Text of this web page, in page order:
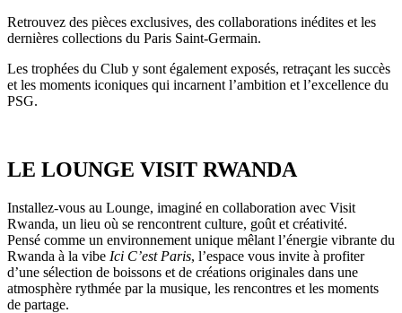
Retrouvez des pièces exclusives, des collaborations inédites et les
dernières collections du Paris Saint-Germain.
Les trophées du Club y sont également exposés, retraçant les succès
et les moments iconiques qui incarnent l’ambition et l’excellence du
PSG.
LE LOUNGE VISIT RWANDA
Installez-vous au Lounge, imaginé en collaboration avec Visit
Rwanda, un lieu où se rencontrent culture, goût et créativité.
Pensé comme un environnement unique mêlant l’énergie vibrante du
Rwanda à la vibe Ici C’est Paris, l’espace vous invite à profiter
d’une sélection de boissons et de créations originales dans une
atmosphère rythmée par la musique, les rencontres et les moments
de partage.